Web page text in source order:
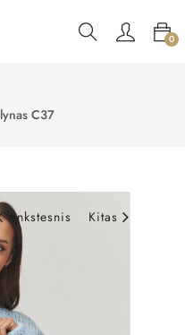
0
C37
Ankstesnis Kitas